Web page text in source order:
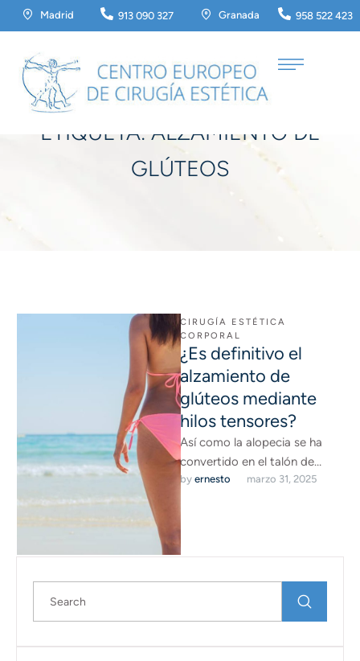
Madrid 913 090 327 Granada 958 522 423
Home / alzamiento de glúteos
ETIQUETA: ALZAMIENTO DE
GLÚTEOS
CIRUGÍA ESTÉTICA
CORPORAL
¿Es definitivo el
alzamiento de
glúteos mediante
hilos tensores?
Así como la alopecia se ha
convertido en el talón de
Aquiles de los hombres, la
by ernesto marzo 31, 2025